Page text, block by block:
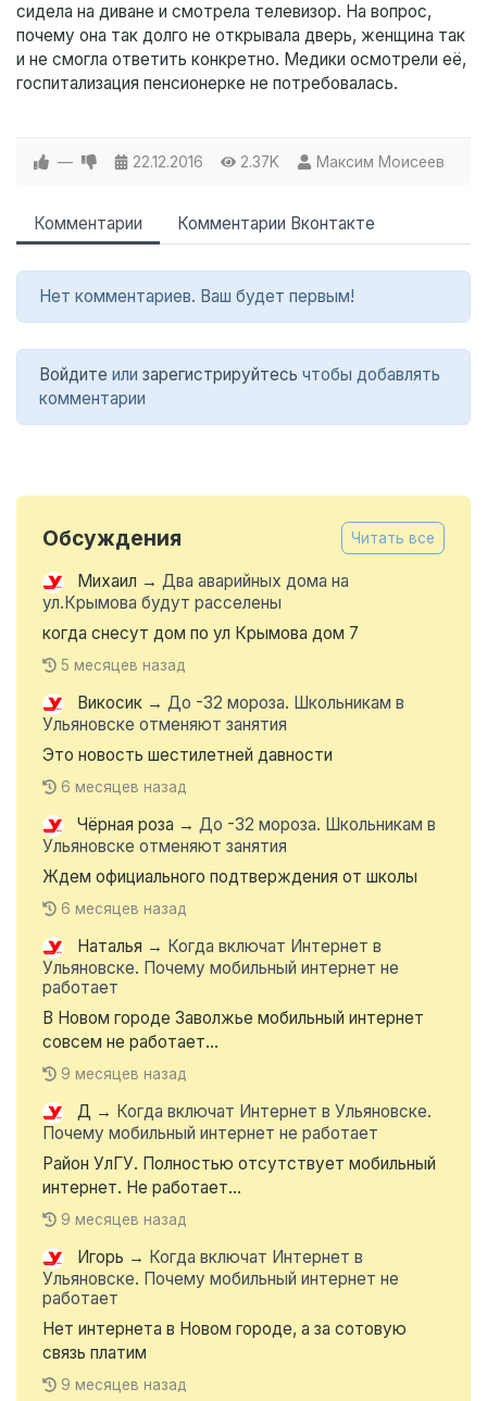
сидела на диване и смотрела телевизор. На вопрос,
почему она так долго не открывала дверь, женщина так
и не смогла ответить конкретно. Медики осмотрели её,
госпитализация пенсионерке не потребовалась.
— 22.12.2016 2.37K Максим Моисеев
Комментарии Комментарии Вконтакте
Нет комментариев. Ваш будет первым!
Войдите или зарегистрируйтесь чтобы добавлять
комментарии
Обсуждения Читать все
Михаил → Два аварийных дома на
ул.Крымова будут расселены
когда снесут дом по ул Крымова дом 7
5 месяцев назад
Викосик → До -32 мороза. Школьникам в
Ульяновске отменяют занятия
Это новость шестилетней давности
6 месяцев назад
Чёрная роза → До -32 мороза. Школьникам в
Ульяновске отменяют занятия
Ждем официального подтверждения от школы
6 месяцев назад
Наталья → Когда включат Интернет в
Ульяновске. Почему мобильный интернет не
работает
В Новом городе Заволжье мобильный интернет
совсем не работает...
9 месяцев назад
Д → Когда включат Интернет в Ульяновске.
Почему мобильный интернет не работает
Район УлГУ. Полностью отсутствует мобильный
интернет. Не работает...
9 месяцев назад
Игорь → Когда включат Интернет в
Ульяновске. Почему мобильный интернет не
работает
Нет интернета в Новом городе, а за сотовую
связь платим
9 месяцев назад